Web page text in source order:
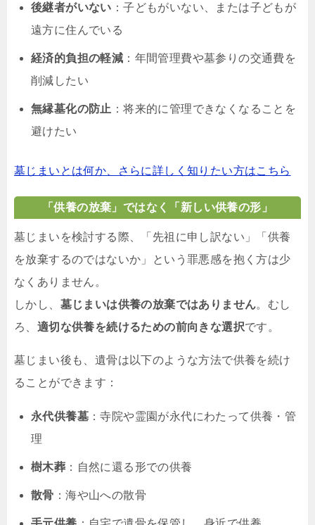
後継者がいない ：子どもがいない、または子どもが
遠方に住んでいる
経済的負担の軽減 ：年間管理費や墓参りの交通費を
削減したい
無縁墓化の防止 ：将来的に管理できなくなることを
避けたい
墓じまいとは何か、さらに詳しく知りたい方はこちら
「供養の放棄」ではなく「新しい供養の形」
墓じまいを検討する際、「先祖に申し訳ない」「供養
を放棄するのではないか」という罪悪感を抱く方は少
なくありません。
しかし、 墓じまいは供養の放棄ではありません。むし
ろ、 適切な供養を続けるための前向きな選択です。
墓じまい後も、遺骨は以下のような方法で供養を続け
ることができます：
永代供養墓 ：寺院や霊園が永代にわたって供養・管
理
樹木葬 ：自然に還る形での供養
散骨 ：海や山への散骨